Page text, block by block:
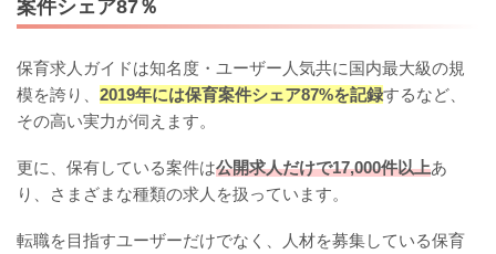
案件シェア87％
保育求人ガイドは知名度・ユーザー人気共に国内最大級の規
模を誇り、 2019年には保育案件シェア87%を記録するなど、
その高い実力が伺えます。
更に、保有している案件は公開求人だけで17,000件以上あ
り、さまざまな種類の求人を扱っています。
転職を目指すユーザーだけでなく、人材を募集している保育